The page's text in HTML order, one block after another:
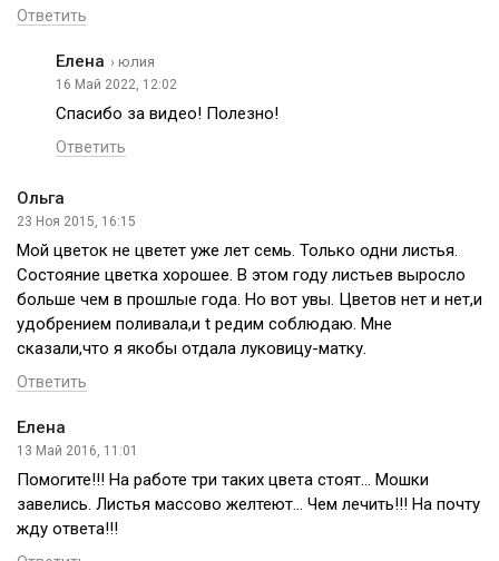
Ответить
Елена › юлия
16 Май 2022, 12:02
Спасибо за видео! Полезно!
Ответить
Ольга
23 Ноя 2015, 16:15
Мой цветок не цветет уже лет семь. Только одни листья.
Состояние цветка хорошее. В этом году листьев выросло
больше чем в прошлые года. Но вот увы. Цветов нет и нет,и
удобрением поливала,и t редим соблюдаю. Мне
сказали,что я якобы отдала луковицу-матку.
Ответить
Елена
13 Май 2016, 11:01
Помогите!!! На работе три таких цвета стоят… Мошки
завелись. Листья массово желтеют… Чем лечить!!! На почту
жду ответа!!!